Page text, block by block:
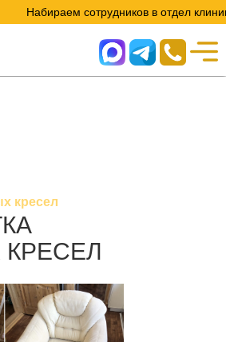
Набираем сотрудников в отдел клининга
кресел